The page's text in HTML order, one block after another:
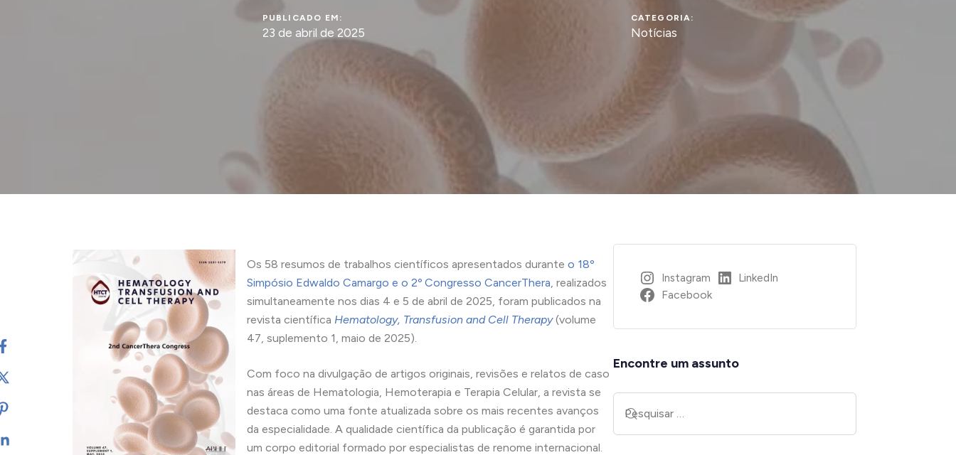
PUBLICADO EM:
23 de abril de 2025
CATEGORIA:
Notícias
Os 58 resumos de trabalhos científicos apresentados durante o 18º
Simpósio Edwaldo Camargo e o 2º Congresso CancerThera , realizados
simultaneamente nos dias 4 e 5 de abril de 2025, foram publicados na
revista científica Hematology, Transfusion and Cell Therapy(volume
47, suplemento 1, maio de 2025).
Com foco na divulgação de artigos originais, revisões e relatos de caso
nas áreas de Hematologia, Hemoterapia e Terapia Celular, a revista se
destaca como uma fonte atualizada sobre os mais recentes avanços
da especialidade. A qualidade científica da publicação é garantida por
um corpo editorial formado por especialistas de renome internacional.
Instagram
LinkedIn
Facebook
Encontre um assunto